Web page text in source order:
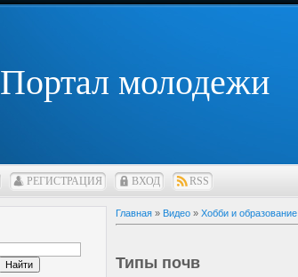
Портал молодежи
РЕГИСТРАЦИЯ ВХОД RSS
Главная » Видео » Хобби и образование
Типы почв